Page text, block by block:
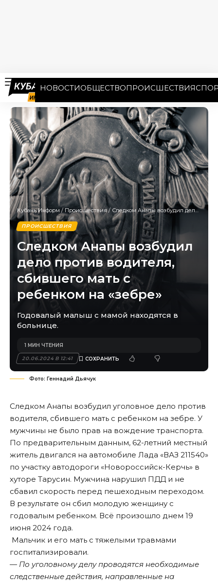
НОВОСТИОБЩЕСТВОПРОИСШЕСТВИЯ
Кубань Информ / Происшествия/ Следком Анапы возбудил дело против водителя, сбившего мать с ребенком на «зебре»
ПРОИСШЕСТВИЯ
Следком Анапы возбудил
дело против водителя,
сбившего мать с
ребенком на «зебре»
Годовалый малыш с мамой находятся в
больнице.
20.06.2024 В 12:41
1 МИН ЧТЕНИЯ
Фото: Геннадий Дьячук
Следком Анапы возбудил уголовное дело против
водителя, сбившего мать с ребенком на зебре. У
мужчины не было прав на вождение транспорта.
По предварительным данным, 62-летний местный
житель двигался на автомобиле Лада «ВАЗ 211540»
по участку автодороги «Новороссийск-Керчь» в
хуторе Тарусин. Мужчина нарушил ПДД и не
сбавил скорость перед пешеходным переходом.
В результате он сбил молодую женщину с
годовалым ребенком. Всё произошло днем 19
июня 2024 года.
Мальчик и его мать с тяжелыми травмами
госпитализировали.
— По уголовному делу проводятся необходимые
следственные действия, направленные на